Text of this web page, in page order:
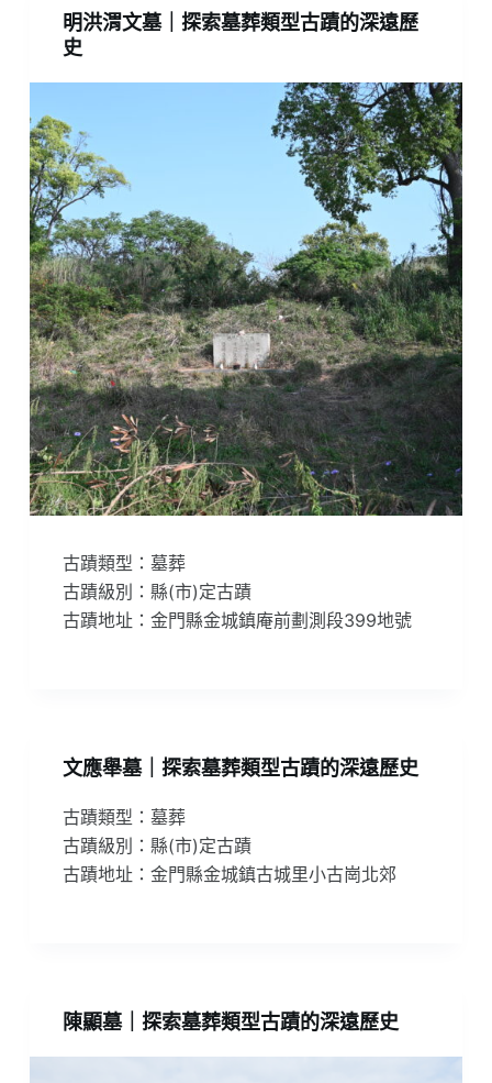
明洪渭文墓｜探索墓葬類型古蹟的深遠歷
史
古蹟類型：墓葬
古蹟級別：縣(市)定古蹟
古蹟地址：金門縣金城鎮庵前劃測段399地號
文應舉墓｜探索墓葬類型古蹟的深遠歷史
古蹟類型：墓葬
古蹟級別：縣(市)定古蹟
古蹟地址：金門縣金城鎮古城里小古崗北郊
陳顯墓｜探索墓葬類型古蹟的深遠歷史